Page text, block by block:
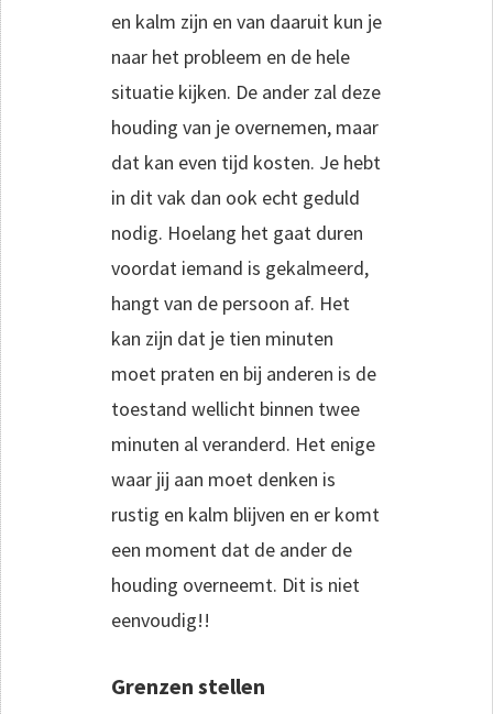
en kalm zijn en van daaruit kun je
naar het probleem en de hele
situatie kijken. De ander zal deze
houding van je overnemen, maar
dat kan even tijd kosten. Je hebt
in dit vak dan ook echt geduld
nodig. Hoelang het gaat duren
voordat iemand is gekalmeerd,
hangt van de persoon af. Het
kan zijn dat je tien minuten
moet praten en bij anderen is de
toestand wellicht binnen twee
minuten al veranderd. Het enige
waar jij aan moet denken is
rustig en kalm blijven en er komt
een moment dat de ander de
houding overneemt. Dit is niet
eenvoudig!!
Grenzen stellen